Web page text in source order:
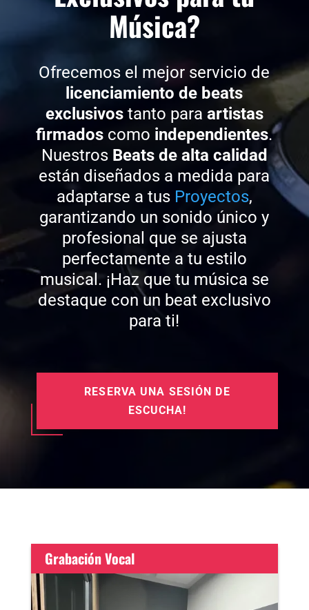
Música?
Ofrecemos el mejor servicio de
licenciamiento de beats
exclusivostanto para artistas
firmados como independientes.
Nuestros Beats de alta calidad
están diseñados a medida para
adaptarse a tus Proyectos,
garantizando un sonido único y
profesional que se ajusta
perfectamente a tu estilo
musical. ¡Haz que tu música se
destaque con un beat exclusivo
para ti!
RESERVA UNA SESIÓN DE
ESCUCHA!
Grabación Vocal